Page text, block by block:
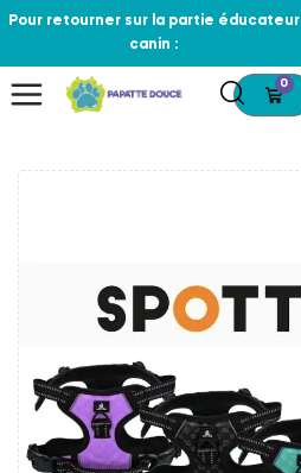
Pour retourner sur la partie éducateur
canin :
0